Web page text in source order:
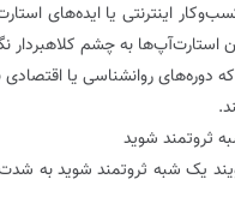
اینترنتی یا ایده‌های
به چشم کلاهبردار
دوره‌های روانشناسی یا
ثروتمند شوید
یک شبه ثروتمند شوید به شدت